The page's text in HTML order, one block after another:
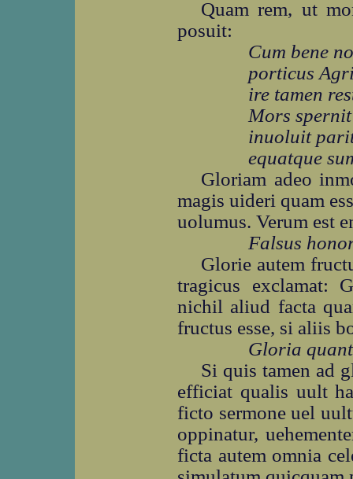
Quam rem, ut
posuit:
Cum bene
porticus
ire tamen
Mors
inuoluit
equatque
Gloriam adeo
magis uideri quam
uolumus. Verum est
Falsus
Glorie autem
tragicus exclamat:
nichil aliud facta
fructus esse, si aliis
Gloria
Si quis tamen ad
efficiat qualis uult
ficto sermone uel
oppinatur,
ficta autem omnia